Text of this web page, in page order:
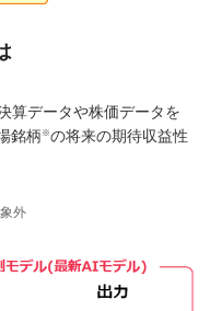
算データや株価データを
銘柄※の将来の期待収益性
外